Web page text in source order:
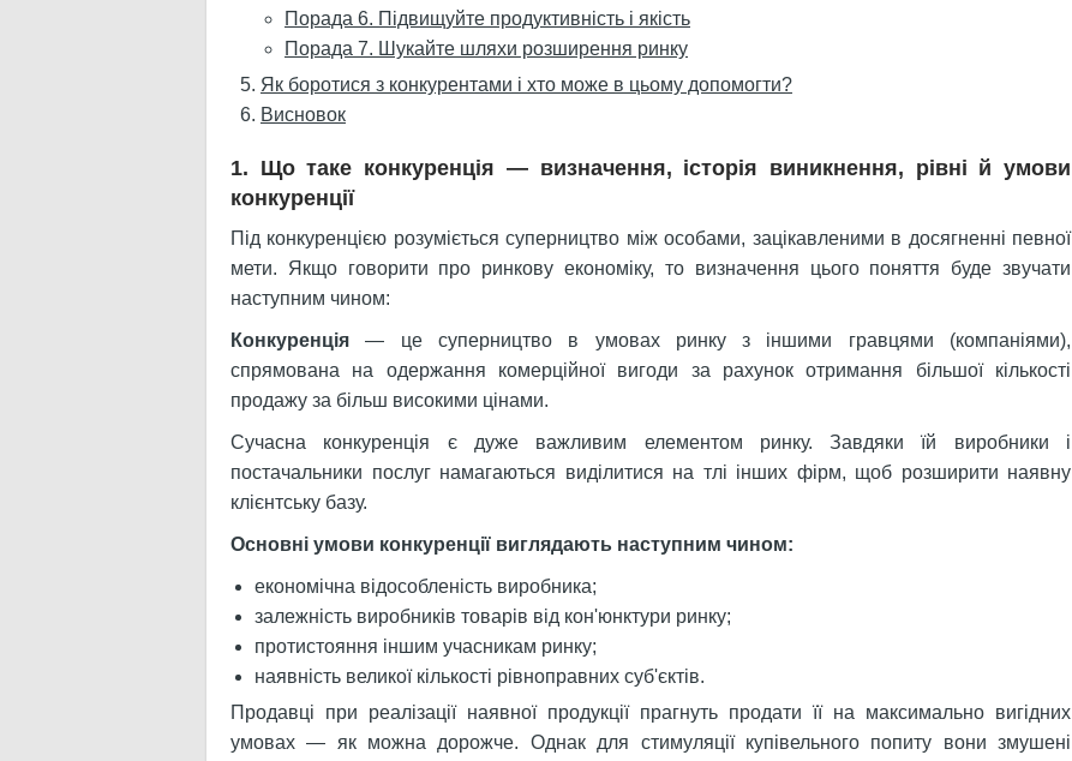
Порада 6. Підвищуйте продуктивність і якість
Порада 7. Шукайте шляхи розширення ринку
Як боротися з конкурентами і хто може в цьому допомогти?
Висновок
1. Що таке конкуренція — визначення, історія виникнення, рівні й умови
конкуренції
Під конкуренцією розуміється суперництво між особами, зацікавленими в досягненні певної
мети. Якщо говорити про ринкову економіку, то визначення цього поняття буде звучати
наступним чином:
Конкуренція — це суперництво в умовах ринку з іншими гравцями (компаніями),
спрямована на одержання комерційної вигоди за рахунок отримання більшої кількості
продажу за більш високими цінами.
Сучасна конкуренція є дуже важливим елементом ринку. Завдяки їй виробники і
постачальники послуг намагаються виділитися на тлі інших фірм, щоб розширити наявну
клієнтську базу.
Основні умови конкуренції виглядають наступним чином:
економічна відособленість виробника;
залежність виробників товарів від кон'юнктури ринку;
протистояння іншим учасникам ринку;
наявність великої кількості рівноправних суб'єктів.
Продавці при реалізації наявної продукції прагнуть продати її на максимально вигідних
умовах — як можна дорожче. Однак для стимуляції купівельного попиту вони змушені